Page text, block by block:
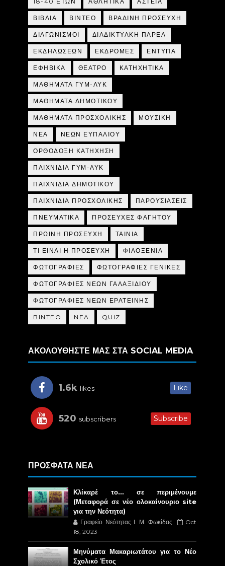
ΒΙΒΛΙΑ ΒΙΝΤΕΟ ΒΡΑΔΙΝΗ ΠΡΟΣΕΥΧΗ
ΔΙΑΓΩΝΙΣΜΟΙ ΔΙΑΔΙΚΤΥΑΚΗ ΠΑΡΕΑ
ΕΚΔΗΛΩΣΕΩΝ ΕΚΔΡΟΜΕΣ ΕΝΤΥΠΑ
ΕΦΗΒΙΚΑ ΘΕΑΤΡΟ ΚΑΤΗΧΗΤΙΚΑ
ΜΑΘΗΜΑΤΑ ΓΥΜ-ΛΥΚ
ΜΑΘΗΜΑΤΑ ΔΗΜΟΤΙΚΟΥ
ΜΑΘΗΜΑΤΑ ΠΡΟΣΧΟΛΙΚΗΣ ΜΟΥΣΙΚΗ
ΝΕΑ ΝΕΩΝ ΕΥΠΑΛΙΟΥ
ΟΡΘΟΔΟΞΗ ΚΑΤΗΧΗΣΗ
ΠΑΙΧΝΙΔΙΑ ΓΥΜ-ΛΥΚ
ΠΑΙΧΝΙΔΙΑ ΔΗΜΟΤΙΚΟΥ
ΠΑΙΧΝΙΔΙΑ ΠΡΟΣΧΟΛΙΚΗΣ ΠΑΡΟΥΣΙΑΣΕΙΣ
ΠΝΕΥΜΑΤΙΚΑ ΠΡΟΣΕΥΧΕΣ ΦΑΓΗΤΟΥ
ΠΡΩΙΝΗ ΠΡΟΣΕΥΧΗ ΤΑΙΝΙΑ
ΤΙ ΕΙΝΑΙ Η ΠΡΟΣΕΥΧΗ ΦΙΛΟΞΕΝΙΑ
ΦΩΤΟΓΡΑΦΙΕΣ ΦΩΤΟΓΡΑΦΙΕΣ ΓΕΝΙΚΕΣ
ΦΩΤΟΓΡΑΦΙΕΣ ΝΕΩΝ ΓΑΛΑΞΙΔΙΟΥ
ΦΩΤΟΓΡΑΦΙΕΣ ΝΕΩΝ ΕΡΑΤΕΙΝΗΣ
BINTEO NEA QUIZ
ΑΚΟΛΟΥΘΗΣΤΕ ΜΑΣ ΣΤΑ SOCIAL MEDIA
1.6k likes Like
520 subscribers Subscribe
ΠΡΟΣΦΑΤΑ ΝΕΑ
Κλίκαρέ το… σε περιμένουμε
(Μεταφορά σε νέο ολοκαίνουριο site
για την Νεότητα)
Γραφείο Νεότητας Ι. Μ. Φωκίδας
Oct
18, 2023
Μηνύματα Μακαριωτάτου για το Νέο
Σχολικό Έτος